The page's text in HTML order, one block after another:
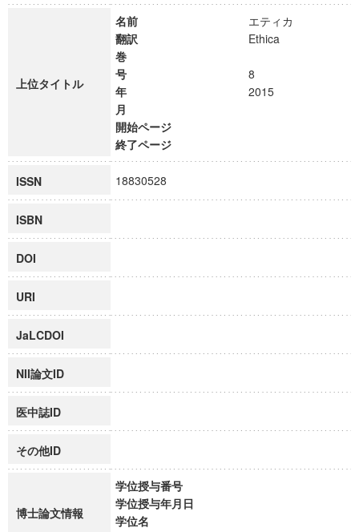
上位タイトル
名前
エティカ
翻訳
Ethica
巻
号
8
年
2015
月
開始ページ
終了ページ
ISSN 18830528
ISBN
DOI
URI
JaLCDOI
NII論文ID
医中誌ID
その他ID
博士論文情報
学位授与番号
学位授与年月日
学位名